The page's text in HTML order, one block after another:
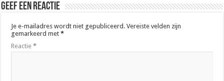
Geef een reactie
Je e-mailadres wordt niet gepubliceerd. Vereiste velden zijn
gemarkeerd met*
Reactie*